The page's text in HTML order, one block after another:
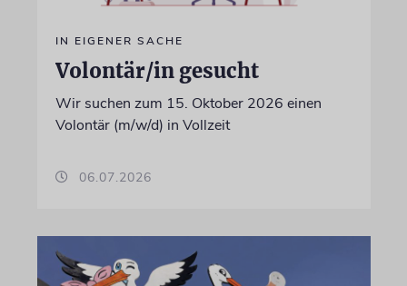
IN EIGENER SACHE
Volontär/in gesucht
Wir suchen zum 15. Oktober 2026 einen
Volontär (m/w/d) in Vollzeit
06.07.2026